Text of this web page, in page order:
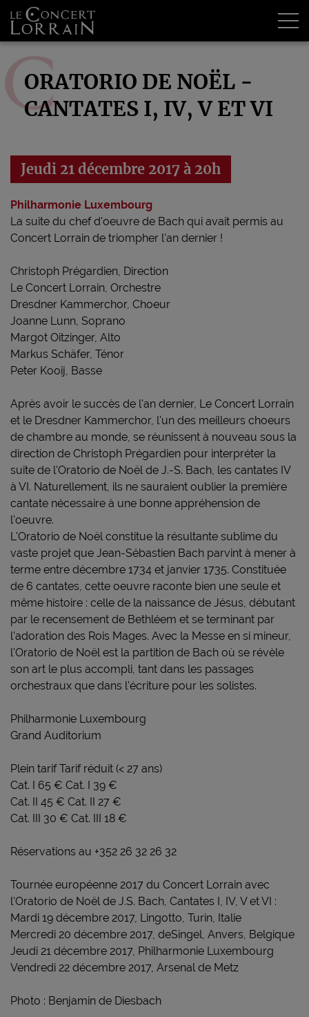
ORATORIO DE NOËL -
CANTATES I, IV, V ET VI
Jeudi 21 décembre 2017 à 20h
Philharmonie Luxembourg
La suite du chef d'oeuvre de Bach qui avait permis au
Concert Lorrain de triompher l'an dernier !
Christoph Prégardien, Direction
Le Concert Lorrain, Orchestre
Dresdner Kammerchor, Choeur
Joanne Lunn, Soprano
Margot Oitzinger, Alto
Markus Schäfer, Ténor
Peter Kooij, Basse
Après avoir le succès de l'an dernier, Le Concert Lorrain
et le Dresdner Kammerchor, l'un des meilleurs choeurs
de chambre au monde, se réunissent à nouveau sous la
direction de Christoph Prégardien pour interpréter la
suite de l'Oratorio de Noël de J.-S. Bach, les cantates IV
à VI. Naturellement, ils ne sauraient oublier la première
cantate nécessaire à une bonne appréhension de
l'oeuvre.
L'Oratorio de Noël constitue la résultante sublime du
vaste projet que Jean-Sébastien Bach parvint à mener à
terme entre décembre 1734 et janvier 1735. Constituée
de 6 cantates, cette oeuvre raconte bien une seule et
même histoire : celle de la naissance de Jésus, débutant
par le recensement de Bethléem et se terminant par
l'adoration des Rois Mages. Avec la Messe en si mineur,
l'Oratorio de Noël est la partition de Bach où se révèle
son art le plus accompli, tant dans les passages
orchestraux que dans l'écriture pour les solistes.
Philharmonie Luxembourg
Grand Auditorium
Plein tarif Tarif réduit (< 27 ans)
Cat. I 65 € Cat. I 39 €
Cat. II 45 € Cat. II 27 €
Cat. III 30 € Cat. III 18 €
Réservations au +352 26 32 26 32
Tournée européenne 2017 du Concert Lorrain avec
l'Oratorio de Noël de J.S. Bach, Cantates I, IV, V et VI :
Mardi 19 décembre 2017, Lingotto, Turin, Italie
Mercredi 20 décembre 2017, deSingel, Anvers, Belgique
Jeudi 21 décembre 2017, Philharmonie Luxembourg
Vendredi 22 décembre 2017, Arsenal de Metz
Photo : Benjamin de Diesbach